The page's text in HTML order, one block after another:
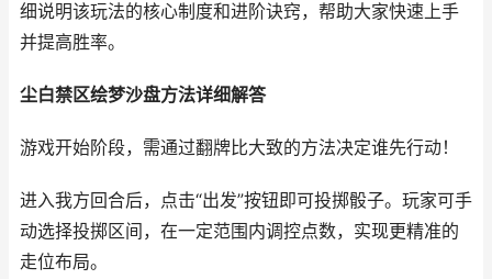
细说明该玩法的核心制度和进阶诀窍，帮助大家快速上手
并提高胜率。
尘白禁区绘梦沙盘方法详细解答
游戏开始阶段，需通过翻牌比大致的方法决定谁先行动！
进入我方回合后，点击“出发”按钮即可投掷骰子。玩家可手
动选择投掷区间，在一定范围内调控点数，实现更精准的
走位布局。